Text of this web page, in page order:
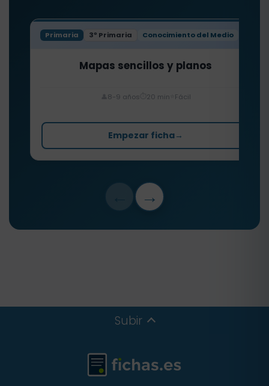
Primaria 3º Primaria Conocimiento del Medio
Mapas sencillos y planos
8-9 años 20 min Fácil
Empezar ficha→
→
Subir